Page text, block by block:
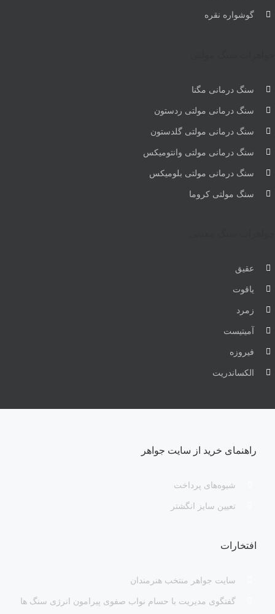
گوشواره نقره
سنگ درمانی مگنا
سنگ درمانی مولتی ردستون
سنگ درمانی مولتی گلدستون
سنگ درمانی مولتی وانتومیکس
سنگ درمانی مولتی بلومیکس
سنگ مولتی کروما
عقیق
یاقوت
زمرد
آمیتیست
فیروزه
الکساندریت
راهنمای خرید از سایت جواهر
شیوه‌های پرداخت
تعیین سایز انگشتر
افتخارات
سایت جواهر منتخب هنرمندان
گفتگوی مدیریت با حسام نواب صفوی پیرامون انرژی سنگ ها